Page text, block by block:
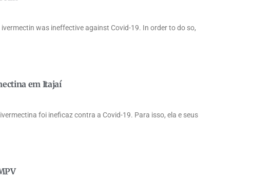
was ineffective against Covid-19. In order to do so,
em Itajaí
foi ineficaz contra a Covid-19. Para isso, ela e seus